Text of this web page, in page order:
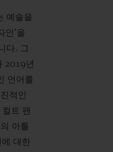
예술을
인’을
다. 그
2019년
언어를
적인
트 팬
아틀
에 대한